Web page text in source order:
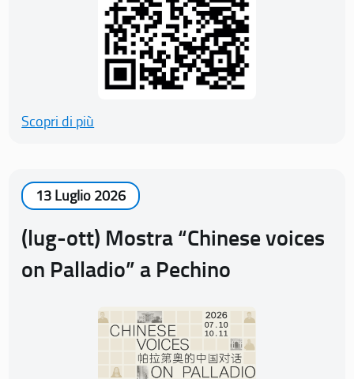
Scopri di più
13 Luglio 2026
(lug-ott) Mostra “Chinese voices
on Palladio” a Pechino